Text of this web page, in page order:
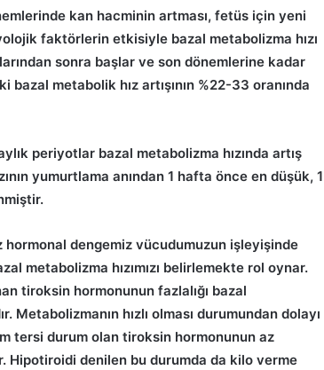
kan hacminin artması, fetüs için yeni
faktörlerin etkisiyle bazal metabolizma hızı
sonra başlar ve son dönemlerine kadar
metabolik hız artışının %22-33 oranında
periyotlar bazal metabolizma hızında artış
yumurtlama anından 1 hafta önce en düşük, 1
dengemiz vücudumuzun işleyişinde
metabolizma hızımızı belirlemekte rol oynar.
tiroksin hormonunun fazlalığı bazal
Metabolizmanın hızlı olması durumundan dolayı
tersi durum olan tiroksin hormonunun az
Hipotiroidi denilen bu durumda da kilo verme